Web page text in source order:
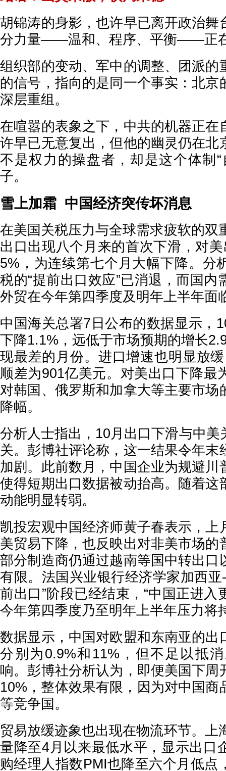
胡锦涛的身影，也许早已离开政治舞
分力量——温和、程序、平衡——正
组织部的变动、军中的调整、团派的
的信号，指向的是同一个事实：北京
深层重组。
在喧嚣的表象之下，中共的机器正在
许早已无意复出，但他的幽灵仍在北
不是权力的操盘者，却是这个体制
子。
雪上加霜 中国经济突传坏消息
在美国关税压力与全球需求疲软的双
出口出现八个月来的首次下滑，对
5%，为连续第七个月大幅下降。分
税的“提前出口效应”已消退，而国内
外贸在今年第四季度及明年上半年面
中国海关总署7日公布的数据显示，
下降1.1%，远低于市场预期的增长
现最差的月份。进口增速也明显放
顺差为901亿美元。对美出口下降最
对韩国、俄罗斯和加拿大等主要市场
降幅。
分析人士指出，10月出口下滑与中美
关。彭博社评论称，这一结果令年末
加剧。此前数月，中国企业为规避川
使得短期出口数据被动抬高。随着这
动能明显转弱。
凯投宏观中国经济师黄子春表示，上
美贸易下降，也反映出对非美市场的
部分制造商仍通过越南等国中转出口
有限。法国兴业银行经济学家加西亚
前出口”阶段已经结束，“中国正进入
今年第四季度乃至明年上半年压力将
数据显示，中国对欧盟和东南亚的出
分别为0.9%和11%，但不足以抵
响。彭博社分析认为，即便美国下周
10%，整体效果有限，因为对中国商
等竞争国。
贸易放缓迹象也出现在物流环节。上
量降至4月以来最低水平，显示出口
购经理人指数PMI也降至六个月低点